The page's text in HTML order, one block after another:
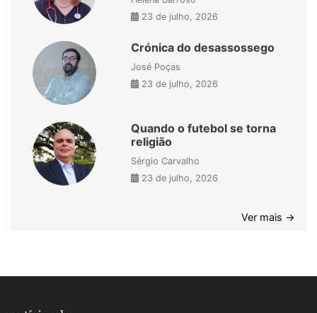
23 de julho, 2026
Crónica do desassossego
José Poças
23 de julho, 2026
Quando o futebol se torna
religião
Sérgio Carvalho
23 de julho, 2026
Ver mais →